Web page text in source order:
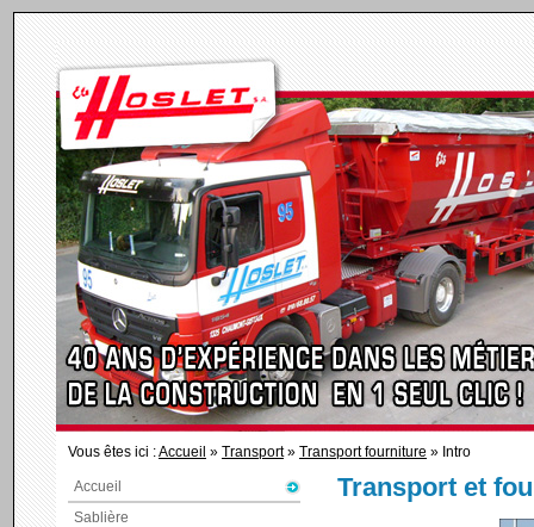
Vous êtes ici :Accueil » Transport» Transport fourniture » Intro
Accueil
Sablière
Transport et